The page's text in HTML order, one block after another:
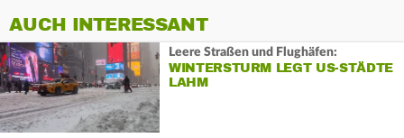
AUCH INTERESSANT
Leere Straßen und Flughäfen:
WINTERSTURM LEGT US-STÄDTE
LAHM